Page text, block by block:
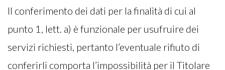
Il conferimento dei dati per la finalità di cui al
punto 1, lett. a) è funzionale per usufruire dei
servizi richiesti, pertanto l’eventuale rifiuto di
conferirli comporta l’impossibilità per il Titolare